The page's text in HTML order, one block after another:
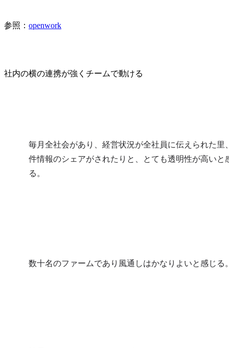
参照： openwork
社内の横の連携が強くチームで動ける
毎月全社会があり、経営状況が全社員に伝えられた里
件情報のシェアがされたりと、とても透明性が高いと
る。
数十名のファームであり風通しはかなりよいと感じる